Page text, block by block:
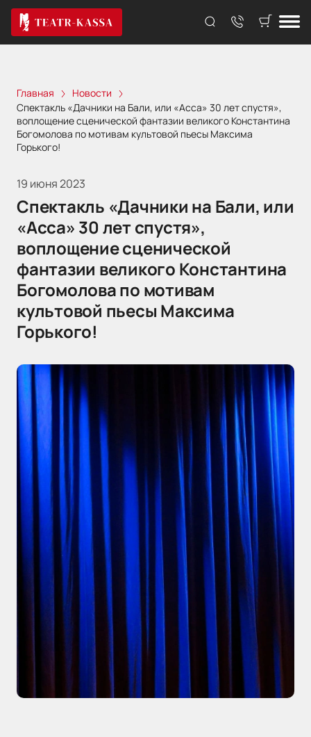
Главная
Новости
Спектакль «Дачники на Бали, или «Асса» 30 лет спустя»,
воплощение сценической фантазии великого Константина
Богомолова по мотивам культовой пьесы Максима
Горького!
19 июня 2023
Спектакль «Дачники на Бали, или
«Асса» 30 лет спустя»,
воплощение сценической
фантазии великого Константина
Богомолова по мотивам
культовой пьесы Максима
Горького!